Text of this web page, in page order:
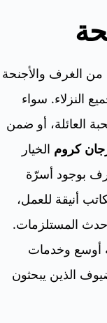
الغرف والأجنحة
النزلاء. سواء
العائلة، أو ضمن
كروم الخيار
بوجود أسرّة
أنيقة للعمل،
المستلزمات.
أوسع وخدمات
الذين يبحثون